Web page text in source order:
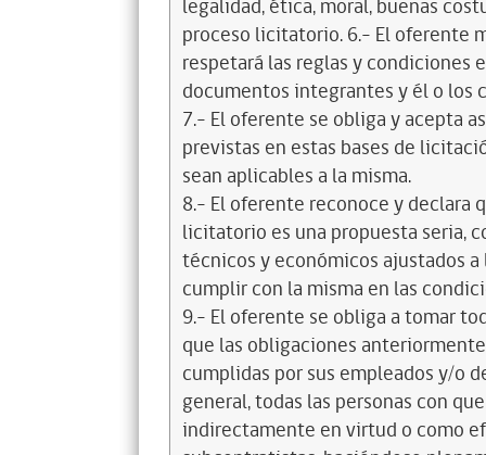
legalidad, ética, moral, buenas
proceso licitatorio. 6.- El oferente
respetará las reglas y condiciones
documentos integrantes y él o los
7.- El oferente se obliga y acepta
previstas en estas bases de
sean aplicables a la misma.
8.- El oferente reconoce y declara
licitatorio es una propuesta seria,
técnicos y económicos ajustados
cumplir con la misma en las
9.- El oferente se obliga a tomar
que las obligaciones
cumplidas por sus empleados y/o
general, todas las personas con
indirectamente en virtud o como